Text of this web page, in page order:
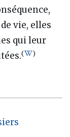
vie, elles
qui leur
( )